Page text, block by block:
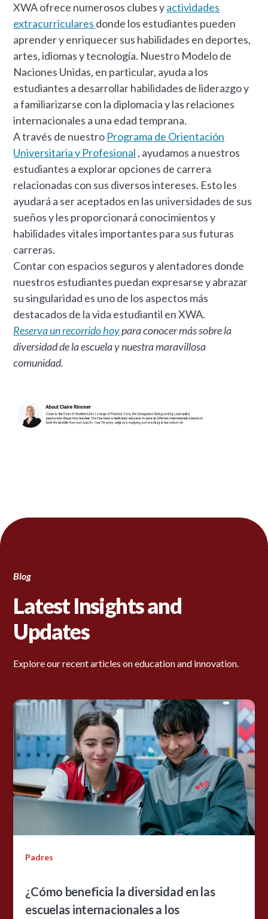
XWA ofrece numerosos clubes yactividades
extracurriculares donde los estudiantes pueden
aprender y enriquecer sus habilidades en deportes,
artes, idiomas y tecnología. Nuestro Modelo de
Naciones Unidas, en particular, ayuda a los
estudiantes a desarrollar habilidades de liderazgo y
a familiarizarse con la diplomacia y las relaciones
internacionales a una edad temprana.
A través de nuestro Programa de Orientación
Universitaria y Profesional , ayudamos a nuestros
estudiantes a explorar opciones de carrera
relacionadas con sus diversos intereses. Esto les
ayudará a ser aceptados en las universidades de sus
sueños y les proporcionará conocimientos y
habilidades vitales importantes para sus futuras
carreras.
Contar con espacios seguros y alentadores donde
nuestros estudiantes puedan expresarse y abrazar
su singularidad es uno de los aspectos más
destacados de la vida estudiantil en XWA.
Reserva un recorrido hoypara conocer más sobre la
diversidad de la escuela y nuestra maravillosa
comunidad.
Blog
Latest Insights and
Updates
Explore our recent articles on education and innovation.
Padres
¿Cómo beneficia la diversidad en las
escuelas internacionales a los